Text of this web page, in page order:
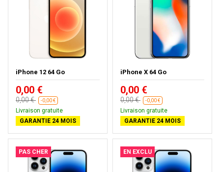
iPhone 12 64 Go
0,00 €
0,00 € -0,00 €
Livraison gratuite
GARANTIE 24 MOIS
iPhone X 64 Go
0,00 €
0,00 € -0,00 €
Livraison gratuite
GARANTIE 24 MOIS
PAS CHER EN EXCLU